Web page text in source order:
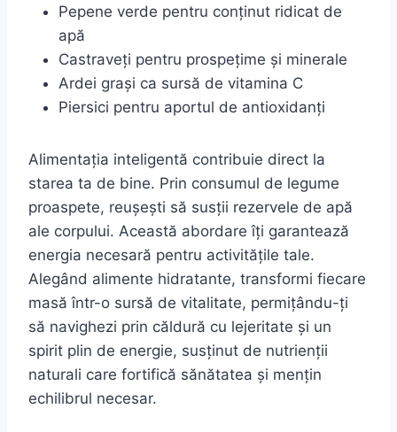
Pepene verde pentru conținut ridicat de
apă
Castraveți pentru prospețime și minerale
Ardei grași ca sursă de vitamina C
Piersici pentru aportul de antioxidanți
Alimentația inteligentă contribuie direct la
starea ta de bine. Prin consumul de legume
proaspete, reușești să susții rezervele de apă
ale corpului. Această abordare îți garantează
energia necesară pentru activitățile tale.
Alegând alimente hidratante, transformi fiecare
masă într-o sursă de vitalitate, permițându-ți
să navighezi prin căldură cu lejeritate și un
spirit plin de energie, susținut de nutrienții
naturali care fortifică sănătatea și mențin
echilibrul necesar.